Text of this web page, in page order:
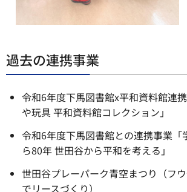
過去の連携事業
令和6年度下馬図書館x平和資料館連
や玩具 平和資料館コレクション」
令和6年度下馬図書館との連携事業「
ら80年 世田谷から平和を考える」
世田谷プレーパーク青空まつり（フ
でリースづくり）